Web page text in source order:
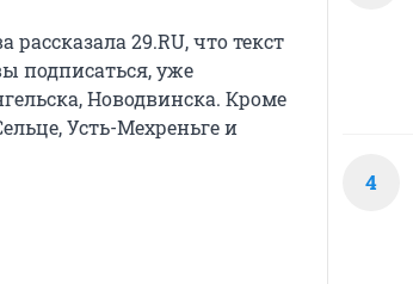
29.RU, что текст
подписаться, уже
Новодвинска. Кроме
Усть-Мехреньге и
4